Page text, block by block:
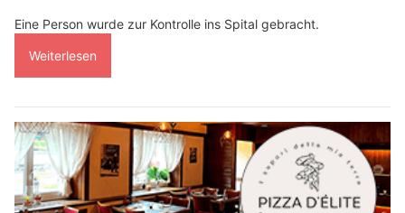
Eine Person wurde zur Kontrolle ins Spital gebracht.
Weiterlesen